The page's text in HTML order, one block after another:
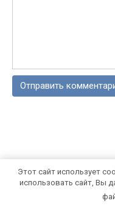
© 2026 Блог Валерия
Этот сайт использует
использовать сайт, Вы